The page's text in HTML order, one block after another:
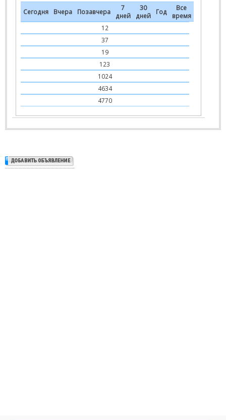
Сегодня Вчера Позавчера
7
дней
30
дней
Год
Все
время
12
37
19
123
1024
4634
4770